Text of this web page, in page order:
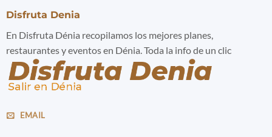
Disfruta Denia
En Disfruta Dénia recopilamos los mejores planes,
restaurantes y eventos en Dénia. Toda la info de un clic
EMAIL